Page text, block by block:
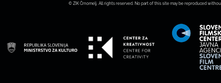
© ZIK Črnomelj. All rights reserved. No part of this site may be reproduced